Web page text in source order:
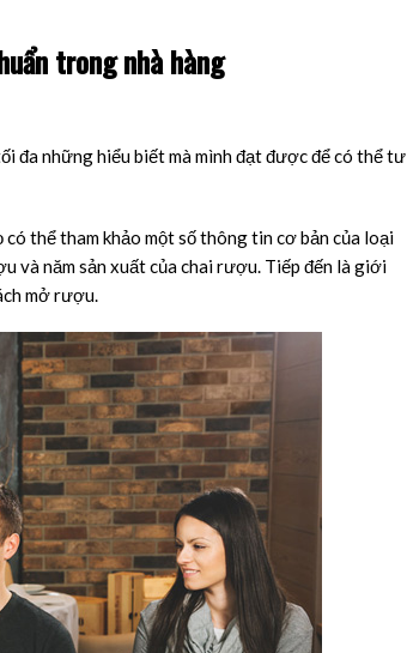
trong nhà hàng
đa những hiểu biết mà mình đạt được để có thể tư
thể tham khảo một số thông tin cơ bản của loại
và năm sản xuất của chai rượu. Tiếp đến là giới
mở rượu.